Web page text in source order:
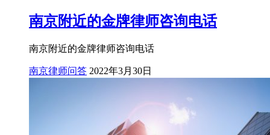
南京附近的金牌律师咨询电话
南京附近的金牌律师咨询电话
南京律师问答 2022年3月30日